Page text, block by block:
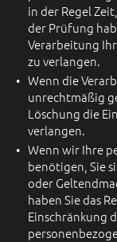
in der Regel
der Prüfung
Verarbeitung
zu verlangen.
Wenn die
unrechtmäßig
Löschung die
verlangen.
Wenn wir Ihre
benötigen, Sie
oder
haben Sie das
Einschränkung